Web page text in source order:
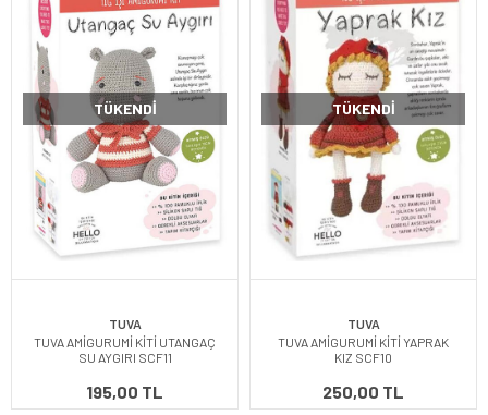
TÜKENDI
TUVA
TUVA AMİGURUMİ KİTİ UTANGAÇ
SU AYGIRI SCF11
195,00 TL
TÜKENDI
TUVA
TUVA AMİGURUMİ KİTİ YAPRAK
KIZ SCF10
250,00 TL